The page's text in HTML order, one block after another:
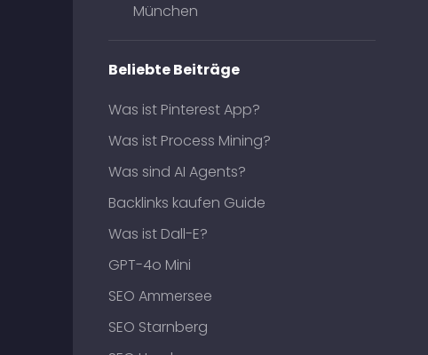
München
Beliebte Beiträge
Was ist Pinterest App?
Was ist Process Mining?
Was sind AI Agents?
Backlinks kaufen Guide
Was ist Dall-E?
GPT-4o Mini
SEO Ammersee
SEO Starnberg